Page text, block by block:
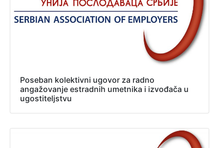
Poseban kolektivni ugovor za radno
angažovanje estradnih umetnika i izvođača u
ugostiteljstvu